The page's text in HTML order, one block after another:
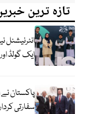
تازہ ترین
ایک گولڈ
پاکستان نے
سفارتی